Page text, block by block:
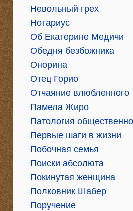
Невольный грех
Нотариус
Об Екатерине Медичи
Обедня безбожника
Онорина
Отец Горио
Отчаяние влюбленного
Памела Жиро
Патология
Первые шаги в жизни
Побочная семья
Поиски абсолюта
Покинутая женщина
Полковник Шабер
Поручение